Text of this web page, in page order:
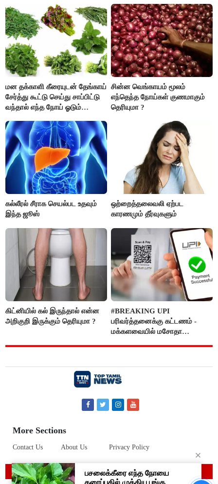
பொறுப்புகளை ஒப்படைப்பதில்
கவனம் தேவை..!
மன தக்காளி கீரையுடன் தேங்காய்
சேர்த்து கூட்டு செய்து சாப்பிட்டு
வந்தால் எந்த நோய் ஓடும்
சின்ன வெங்காயம் மூலம்
எந்தெந்த நோய்கள் குணமாகும்
தெரியுமா ?
கல்லீரல் சீராக செயல்பட உதவும்
இந்த ஜூஸ்
ஒற்றைத்தலைவலி ஏற்பட
காரணமும் தீர்வுகளும்
கிட்னியில் கல் இருந்தால் என்ன
அறிகுறி இருக்கும் தெரியுமா ?
#BREAKING UPI
பரிவர்த்தனைக்கு கட்டணம் -
மக்களவையில் மசோதா
More Sections
Contact Us About Us Privacy Policy
© 2019 Top Tamil News